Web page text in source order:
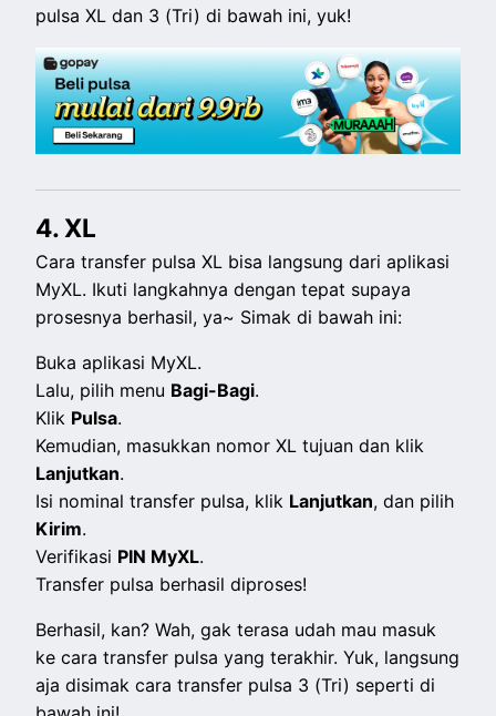
pulsa XL dan 3 (Tri) di bawah ini, yuk!
4. XL
Cara transfer pulsa XL bisa langsung dari aplikasi
MyXL. Ikuti langkahnya dengan tepat supaya
prosesnya berhasil, ya~ Simak di bawah ini:
Buka aplikasi MyXL.
Lalu, pilih menu Bagi-Bagi.
Klik Pulsa.
Kemudian, masukkan nomor XL tujuan dan klik
Lanjutkan.
Isi nominal transfer pulsa, klik Lanjutkan, dan pilih
Kirim.
Verifikasi PIN MyXL.
Transfer pulsa berhasil diproses!
Berhasil, kan? Wah, gak terasa udah mau masuk
ke cara transfer pulsa yang terakhir. Yuk, langsung
aja disimak cara transfer pulsa 3 (Tri) seperti di